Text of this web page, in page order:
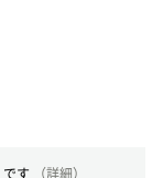
です （詳細）